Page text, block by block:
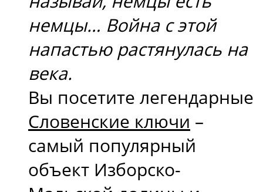
немцы… Война с этой
напастью растянулась на
века.
Вы посетите легендарные
Словенские ключи –
самый популярный
объект Изборско-